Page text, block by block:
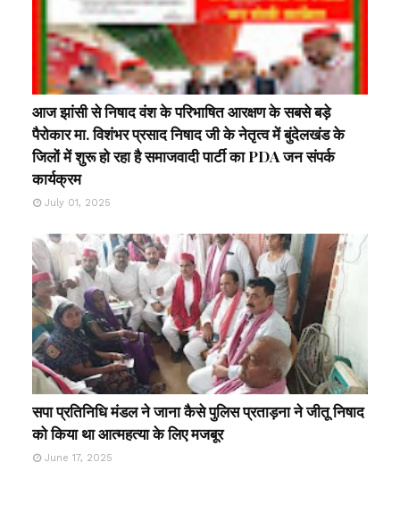
आज झांसी से निषाद वंश के परिभाषित आरक्षण के सबसे बड़े
पैरोकार मा. विशंभर प्रसाद निषाद जी के नेतृत्व में बुंदेलखंड के
जिलों में शुरू हो रहा है समाजवादी पार्टी का PDA जन संपर्क
कार्यक्रम
July 01, 2025
सपा प्रतिनिधि मंडल ने जाना कैसे पुलिस प्रताड़ना ने जीतू निषाद
को किया था आत्महत्या के लिए मजबूर
June 17, 2025